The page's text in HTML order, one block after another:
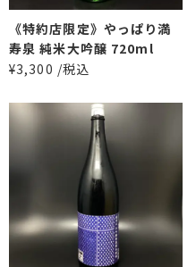
《特約店限定》やっぱり満
寿泉 純米大吟醸 720ml
¥3,300 /税込